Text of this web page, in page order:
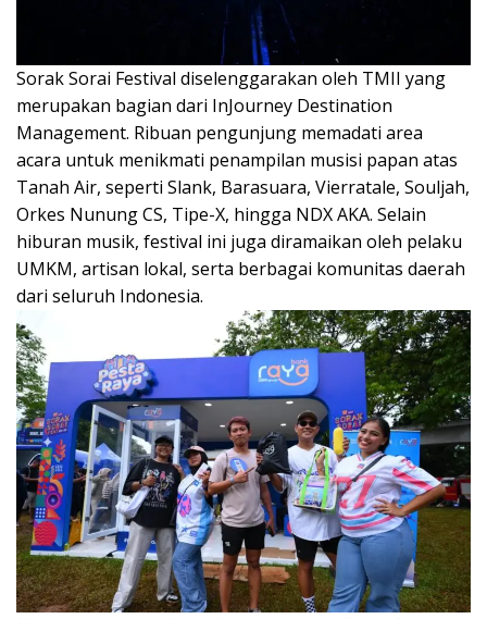
Sorak Sorai Festival diselenggarakan oleh TMII yang
merupakan bagian dari InJourney Destination
Management. Ribuan pengunjung memadati area
acara untuk menikmati penampilan musisi papan atas
Tanah Air, seperti Slank, Barasuara, Vierratale, Souljah,
Orkes Nunung CS, Tipe-X, hingga NDX AKA. Selain
hiburan musik, festival ini juga diramaikan oleh pelaku
UMKM, artisan lokal, serta berbagai komunitas daerah
dari seluruh Indonesia.